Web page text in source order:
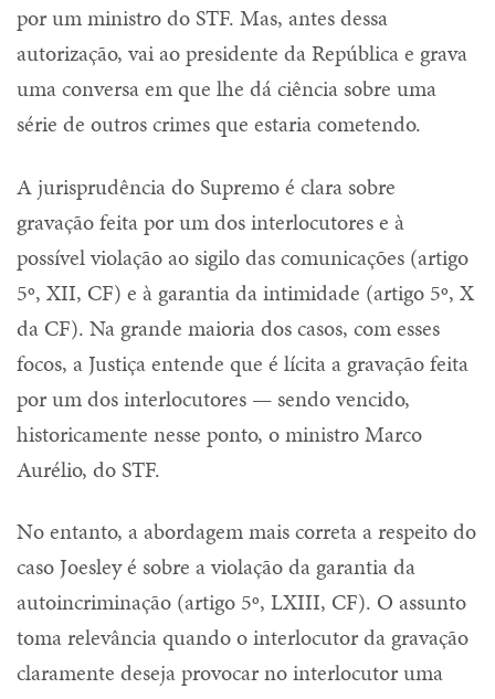
por um ministro do STF. Mas, antes dessa
autorização, vai ao presidente da República e grava
uma conversa em que lhe dá ciência sobre uma
série de outros crimes que estaria cometendo.
A jurisprudência do Supremo é clara sobre
gravação feita por um dos interlocutores e à
possível violação ao sigilo das comunicações (artigo
5º, XII, CF) e à garantia da intimidade (artigo 5º, X
da CF). Na grande maioria dos casos, com esses
focos, a Justiça entende que é lícita a gravação feita
por um dos interlocutores — sendo vencido,
historicamente nesse ponto, o ministro Marco
Aurélio, do STF.
No entanto, a abordagem mais correta a respeito do
caso Joesley é sobre a violação da garantia da
autoincriminação (artigo 5º, LXIII, CF). O assunto
toma relevância quando o interlocutor da gravação
claramente deseja provocar no interlocutor uma